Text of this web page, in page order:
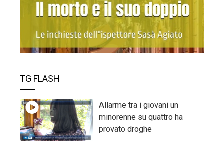
TG FLASH
Allarme tra i giovani un
minorenne su quattro ha
provato droghe